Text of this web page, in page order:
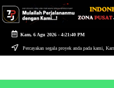
Skip
content
Kam, 6 Agu 2026- 4:21:41 PM
Percayakan segala proyek anda pada kami,